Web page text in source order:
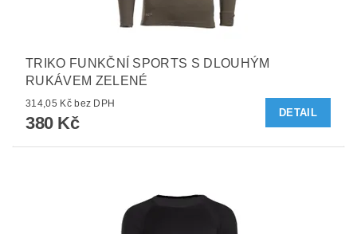
TRIKO FUNKČNÍ SPORTS S DLOUHÝM
RUKÁVEM ZELENÉ
314,05 Kč bez DPH
380 Kč
DETAIL